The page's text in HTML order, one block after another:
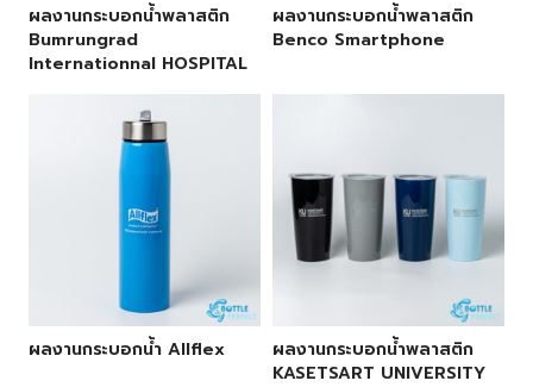
ผลงานกระบอกน้ำพลาสติก
Bumrungrad
Internationnal HOSPITAL
ผลงานกระบอกน้ำพลาสติก
Benco Smartphone
ผลงานกระบอกน้ำ Allflex
ผลงานกระบอกน้ำพลาสติก
KASETSART UNIVERSITY